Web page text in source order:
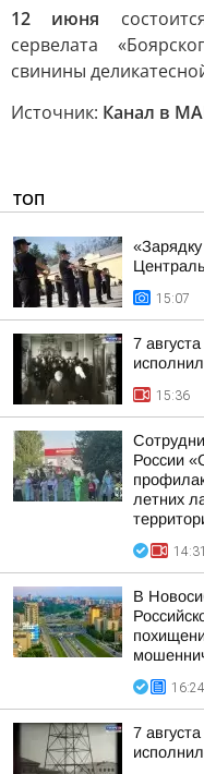
12 июня
сервелата
свинины
Источник: Канал в
ТОП
15:07
7
15:36
России
летних
14:31
В
16:24
7